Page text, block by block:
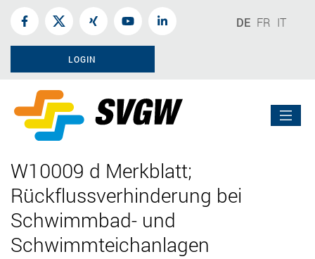
DE FR IT
LOGIN
W10009 d Merkblatt;
Rückflussverhinderung bei
Schwimmbad- und
Schwimmteichanlagen